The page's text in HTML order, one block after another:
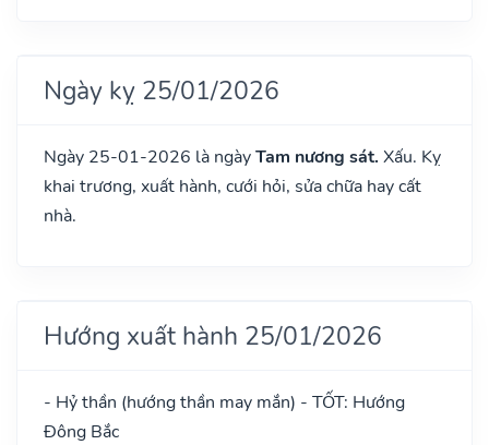
Ngày kỵ 25/01/2026
Ngày 25-01-2026 là ngàyTam nương sát. Xấu. Kỵ
khai trương, xuất hành, cưới hỏi, sửa chữa hay cất
nhà.
Hướng xuất hành 25/01/2026
- Hỷ thần (hướng thần may mắn) - TỐT: Hướng
Đông Bắc